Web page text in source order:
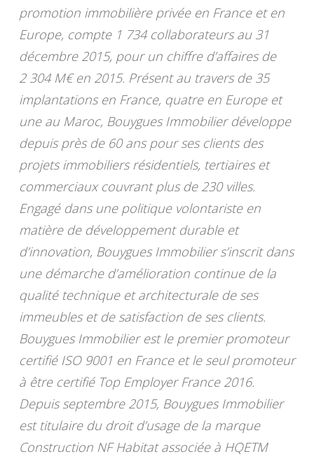
promotion immobilière privée en France et en
Europe, compte 1 734 collaborateurs au 31
décembre 2015, pour un chiffre d’affaires de
2 304 M€ en 2015. Présent au travers de 35
implantations en France, quatre en Europe et
une au Maroc, Bouygues Immobilier développe
depuis près de 60 ans pour ses clients des
projets immobiliers résidentiels, tertiaires et
commerciaux couvrant plus de 230 villes.
Engagé dans une politique volontariste en
matière de développement durable et
d’innovation, Bouygues Immobilier s’inscrit dans
une démarche d’amélioration continue de la
qualité technique et architecturale de ses
immeubles et de satisfaction de ses clients.
Bouygues Immobilier est le premier promoteur
certifié ISO 9001 en France et le seul promoteur
à être certifié Top Employer France 2016.
Depuis septembre 2015, Bouygues Immobilier
est titulaire du droit d’usage de la marque
Construction NF Habitat associée à HQETM